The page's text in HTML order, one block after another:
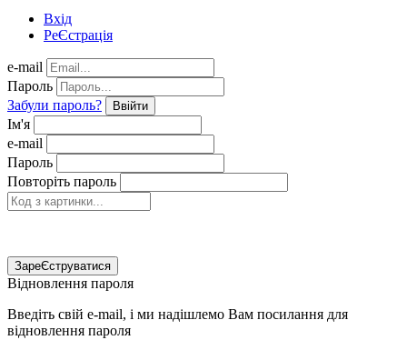
Вхід
РеЄстрація
e-mail
Пароль
Забули пароль?
Ввійти
Ім'я
e-mail
Пароль
Повторіть пароль
ЗареЄструватися
Відновлення пароля
Введіть свій e-mail, і ми надішлемо Вам посилання для
відновлення пароля